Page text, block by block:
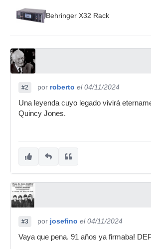
Behringer X32 Rack
#2 por roberto el 04/11/2024
Una leyenda cuyo legado vivirá
Quincy Jones.
#3 por josefino el 04/11/2024
Vaya que pena. 91 años ya firmaba!